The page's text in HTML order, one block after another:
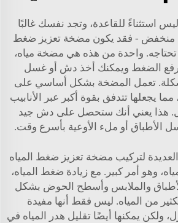
استثناءً للقاعدة، وتجد نفسك غالبًا
منخفض - فقد يكون مضخة تعزيز ضغط
تحتاجه. واحدة من هذه هي مضخة مياه،
ترفع الضغط ويمكنك أخذ دش أو غسل
تعمل المضخة بشكل أساسي على
يجعلها تتدفق بقوة أكبر عبر الأنابيب
هذا يعني أنك ستحصل على دش جيد
الأطباق أو ملء الأوعية بأسرع وقت.
العديدة لتركيب مضخة تعزيز ضغط المياه
وهو أمر كبير. مع زيادة ضغط المياه،
والملابس وأسطح الحوض بشكل
من المياه. ليس فقط أنها مفيدة
ولكن يمكنها أيضًا تقليل هدر المياه في